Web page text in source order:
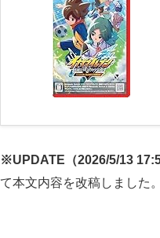
※UPDATE（2026/5/13
て本文内容を改稿しました。